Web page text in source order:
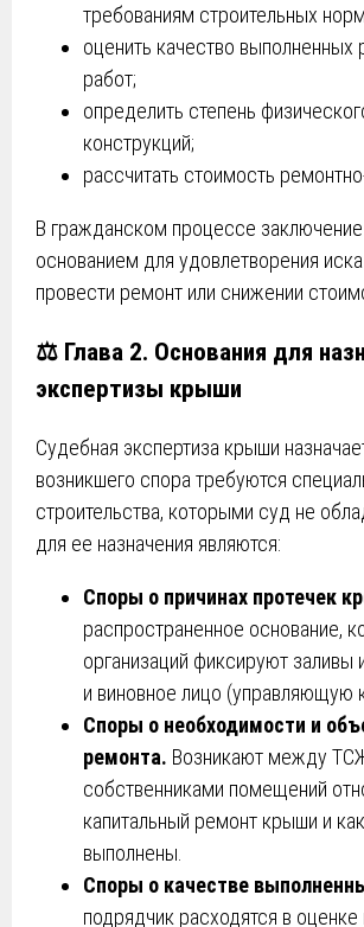
требованиям строительных
оценить качество выполненных
работ;
определить степень
конструкций;
рассчитать стоимость
В гражданском процессе
основанием для удовлетворения
провести ремонт или снижении
⚖️ Глава 2. Основания для
экспертизы крыши
Судебная экспертиза крыши
возникшего спора требуются
строительства, которыми суд не
для ее назначения являются:
Споры о причинах протечек
распространенное основание,
организаций фиксируют заливы
и виновное лицо (управляющую
Споры о необходимости и
ремонта. Возникают между
собственниками помещений
капитальный ремонт крыши и
выполнены.
Споры о качестве
подрядчик расходятся в